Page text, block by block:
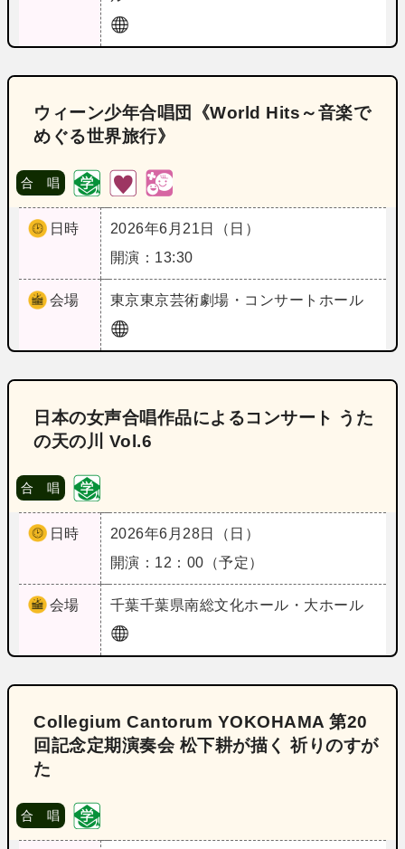
ウィーン少年合唱団《World Hits～音楽で
めぐる世界旅行》
合 唱
日時
2026年6月21日（日）
開演：13:30
会場 東京東京芸術劇場・コンサートホール
日本の女声合唱作品によるコンサート うた
の天の川 Vol.6
合 唱
日時
2026年6月28日（日）
開演：12：00（予定）
会場 千葉千葉県南総文化ホール・大ホール
Collegium Cantorum YOKOHAMA 第20
回記念定期演奏会 松下耕が描く 祈りのすが
た
合 唱